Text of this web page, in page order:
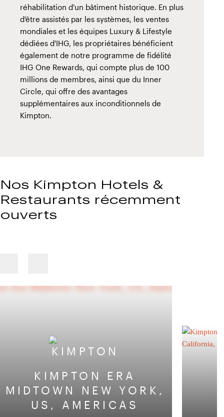
réhabilitation d'un bâtiment historique. En plus
d'être assistés par les systèmes, les ventes
mondiales et les équipes Luxury & Lifestyle
dédiées d'IHG, les propriétaires bénéficient
également de notre programme de fidélité
IHG One Rewards, qui compte plus de 100
millions de membres, ainsi que du Inner
Circle, qui offre des avantages
supplémentaires aux inconditionnels de
Kimpton.
Nos Kimpton Hotels &
Restaurants récemment
ouverts
KIMPTON ERA
MIDTOWN NEW YORK,
US, AMERICAS